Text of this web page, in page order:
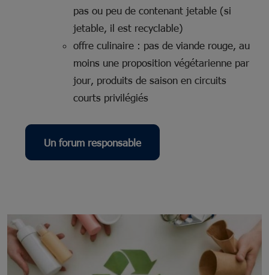
pas ou peu de contenant jetable (si
jetable, il est recyclable)
offre culinaire : pas de viande rouge, au
moins une proposition végétarienne par
jour, produits de saison en circuits
courts privilégiés
Un forum responsable